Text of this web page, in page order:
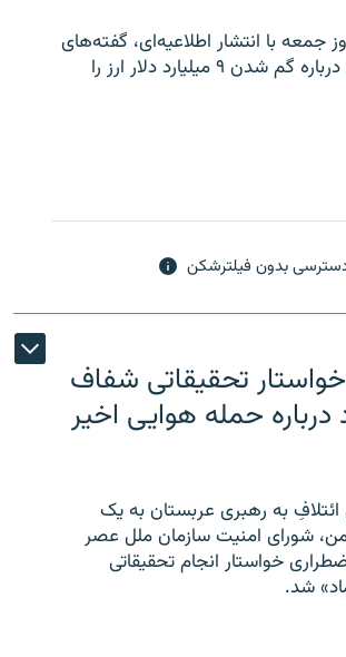
جمعه با انتشار اطلاعیه‌ای، گفته‌های
یک نماینده مجلس درباره گم شدن ۹ میلیارد دلار ارز را
بدون فیلترشکن
تحقیقاتی شفاف
درباره حمله هوایی اخیر
به رهبری عربستان به یک
شورای امنیت سازمان ملل عصر
خواستار انجام تحقیقاتی
شد.